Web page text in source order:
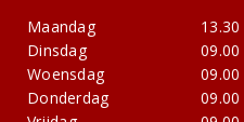
Maandag
Dinsdag
Woensdag
Donderdag